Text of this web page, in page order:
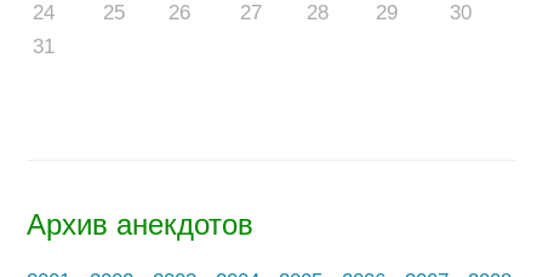
24
25 26 27 28 29
30
31
Архив анекдотов